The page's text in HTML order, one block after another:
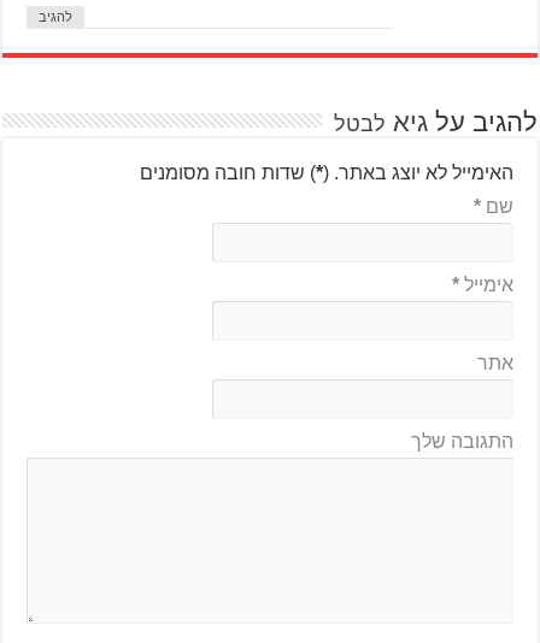
להגיב
להגיב עלגיא לבטל
האימייל לא יוצג באתר. (
*) שדות חובה מסומנים
שם*
אימייל*
אתר
התגובה שלך